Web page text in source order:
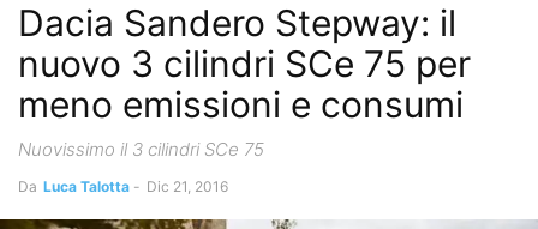
Dacia Sandero Stepway: il
nuovo 3 cilindri SCe 75 per
meno emissioni e consumi
Nuovissimo il 3 cilindri SCe 75
Da Luca Talotta - Dic 21, 2016